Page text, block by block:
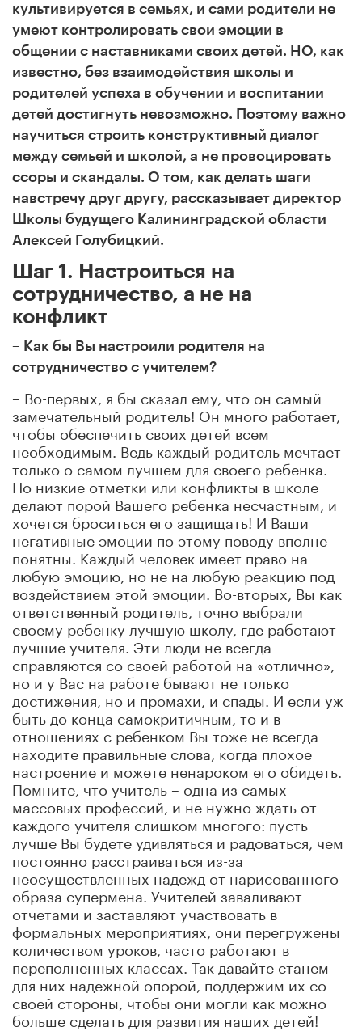
культивируется в семьях, и сами родители не
умеют контролировать свои эмоции в
общении с наставниками своих детей. НО, как
известно, без взаимодействия школы и
родителей успеха в обучении и воспитании
детей достигнуть невозможно. Поэтому важно
научиться строить конструктивный диалог
между семьей и школой, а не провоцировать
ссоры и скандалы. О том, как делать шаги
навстречу друг другу, рассказывает директор
Школы будущего Калининградской области
Алексей Голубицкий.
Шаг 1. Настроиться на
сотрудничество, а не на
конфликт
– Как бы Вы настроили родителя на
сотрудничество с учителем?
– Во-первых, я бы сказал ему, что он самый
замечательный родитель! Он много работает,
чтобы обеспечить своих детей всем
необходимым. Ведь каждый родитель мечтает
только о самом лучшем для своего ребенка.
Но низкие отметки или конфликты в школе
делают порой Вашего ребенка несчастным, и
хочется броситься его защищать! И Ваши
негативные эмоции по этому поводу вполне
понятны. Каждый человек имеет право на
любую эмоцию, но не на любую реакцию под
воздействием этой эмоции. Во-вторых, Вы как
ответственный родитель, точно выбрали
своему ребенку лучшую школу, где работают
лучшие учителя. Эти люди не всегда
справляются со своей работой на «отлично»,
но и у Вас на работе бывают не только
достижения, но и промахи, и спады. И если уж
быть до конца самокритичным, то и в
отношениях с ребенком Вы тоже не всегда
находите правильные слова, когда плохое
настроение и можете ненароком его обидеть.
Помните, что учитель – одна из самых
массовых профессий, и не нужно ждать от
каждого учителя слишком многого: пусть
лучше Вы будете удивляться и радоваться, чем
постоянно расстраиваться из-за
неосуществленных надежд от нарисованного
образа супермена. Учителей заваливают
отчетами и заставляют участвовать в
формальных мероприятиях, они перегружены
количеством уроков, часто работают в
переполненных классах. Так давайте станем
для них надежной опорой, поддержим их со
своей стороны, чтобы они могли как можно
больше сделать для развития наших детей!